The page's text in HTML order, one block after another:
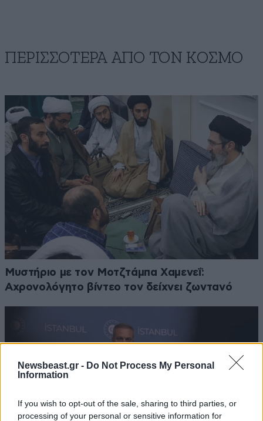
Newsbeast.gr - Do Not Process My Personal
Information
If you wish to opt-out of the sale, sharing to third parties, or
processing of your personal or sensitive information for
ΠΕΡΙΣΣΟΤΕΡΑ ΑΠΟ ΤΟΝ ΚΟΣΜΟ
Μυστήριο με τον Μοτζτάμπα Χαμενεΐ:
Αχρονολόγητο βίντεο τον δείχνει ζωντανό